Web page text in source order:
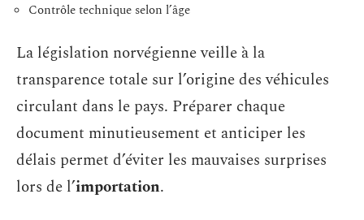
Contrôle technique selon l’âge
La législation norvégienne veille à la
transparence totale sur l’origine des véhicules
circulant dans le pays. Préparer chaque
document minutieusement et anticiper les
délais permet d’éviter les mauvaises surprises
lors de l’importation.